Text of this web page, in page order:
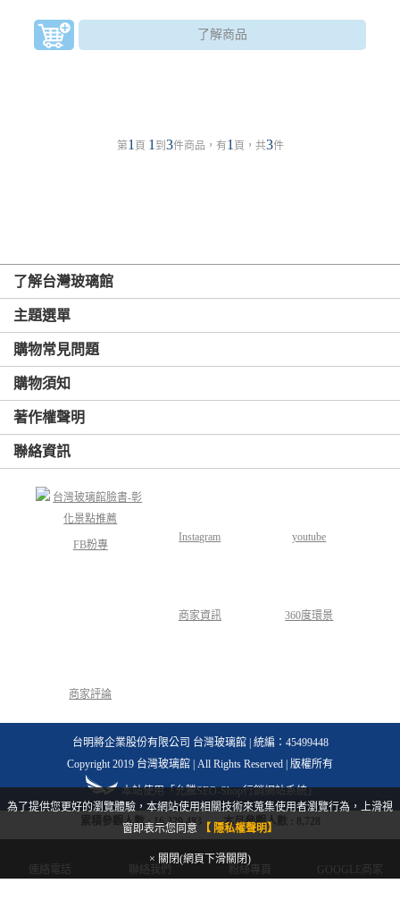
了解商品
第1 頁 1 到 3件商品，有1 頁，共3件
為了提供您更好的瀏覽體驗，本網站使用相關技術來蒐集使用者瀏覽行為，上滑視
窗即表示您同意
【 隱私權聲明】
× 關閉(網頁下滑關閉)
了解台灣玻璃館
主題選單
購物常見問題
購物須知
著作權聲明
聯絡資訊
FB粉專
Instagram youtube
商家資訊 360度環景
商家評論
累積參觀人數 :16,329,483 本月參觀人數 : 8,728
台明將企業股份有限公司 台灣玻璃館 | 統編：45499448
Copyright 2019 台灣玻璃館 | All Rights Reserved | 版權所有
本站使用「允騰SEO-Shop行銷網站系統」
連絡電話 聯絡我們 粉絲專頁 GOOGLE商家